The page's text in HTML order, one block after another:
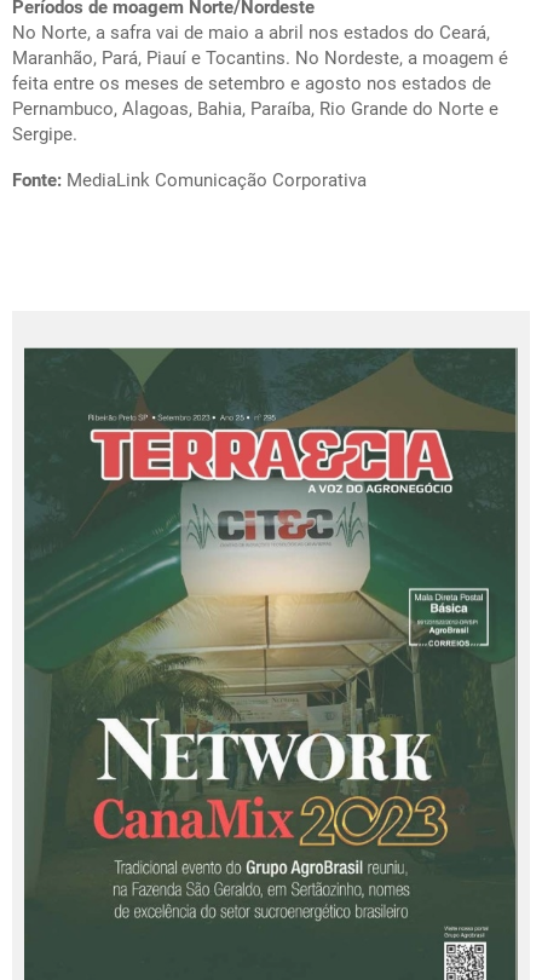
Períodos de moagem Norte/Nordeste
No Norte, a safra vai de maio a abril nos estados do Ceará,
Maranhão, Pará, Piauí e Tocantins. No Nordeste, a moagem é
feita entre os meses de setembro e agosto nos estados de
Pernambuco, Alagoas, Bahia, Paraíba, Rio Grande do Norte e
Sergipe.
Fonte: MediaLink Comunicação Corporativa